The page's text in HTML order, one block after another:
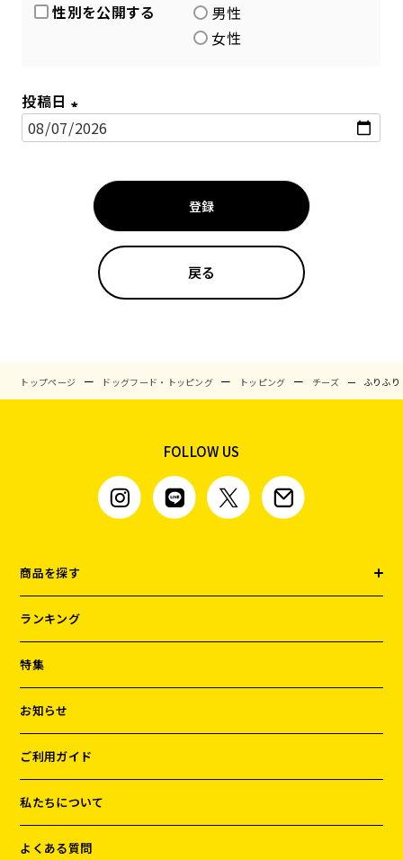
性別を公開する
男性
女性
投稿日
(
登録
戻る
トップページ ドッグフード・トッピング トッピング チーズ ふりふ
FOLLOW US
商品を探す
ランキング
特集
お知らせ
ご利用ガイド
私たちについて
よくある質問